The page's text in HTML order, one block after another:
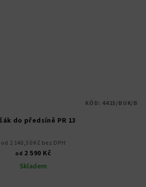
do předsíně PR 13
od 2 140,50 Kč bez DPH
od 2 590 Kč
Skladem
KÓD: 4415/BUK/B